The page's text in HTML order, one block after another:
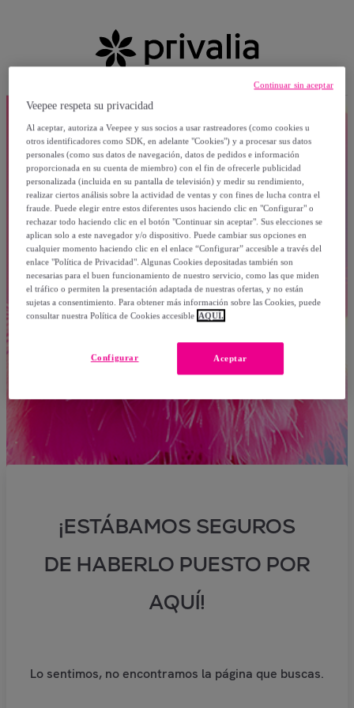
¡ESTÁBAMOS SEGUROS
DE HABERLO PUESTO POR
AQUÍ!
Lo sentimos, no encontramos la página que buscas.
Veepee respeta su privacidad
Al aceptar, autoriza a Veepee y sus socios a usar rastreadores (como cookies u
otros identificadores como SDK, en adelante "Cookies") y a procesar sus datos
personales (como sus datos de navegación, datos de pedidos e información
proporcionada en su cuenta de miembro) con el fin de ofrecerle publicidad
personalizada (incluida en su pantalla de televisión) y medir su rendimiento,
realizar ciertos análisis sobre la actividad de ventas y con fines de lucha contra el
fraude. Puede elegir entre estos diferentes usos haciendo clic en "Configurar" o
rechazar todo haciendo clic en el botón "Continuar sin aceptar". Sus elecciones se
aplican solo a este navegador y/o dispositivo. Puede cambiar sus opciones en
cualquier momento haciendo clic en el enlace “Configurar” accesible a través del
enlace "Política de Privacidad". Algunas Cookies depositadas también son
necesarias para el buen funcionamiento de nuestro servicio, como las que miden
el tráfico o permiten la presentación adaptada de nuestras ofertas, y no están
sujetas a consentimiento. Para obtener más información sobre las Cookies, puede
consultar nuestra Política de Cookies accesible AQUÍ.
Aceptar
Configurar
Continuar sin aceptar